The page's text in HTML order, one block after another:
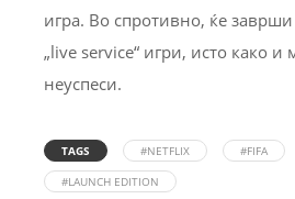
игра. Во спротивно, ќе
„live service“ игри, исто како и
неуспеси.
TAGS #NETFLIX #FIFA
#LAUNCH EDITION